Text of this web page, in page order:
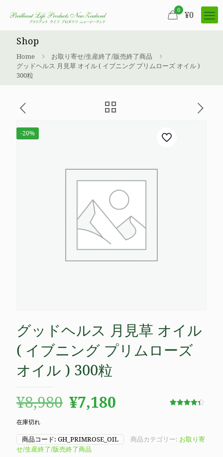
0 ¥0
Shop
Home
お取り寄せ/生産終了/販売終了商品
グッドヘルス 月見草 オイル ( イブニング プリムローズ オイル )
300粒
-20%
グッドヘルス 月見草 オイル
( イブニング プリムローズ
オイル ) 300粒
うち、
4.33点
¥8,980 元
価
格
¥7,180
の
価
在庫切れ
商品コード: GH_PRIMROSE_OIL 商品カテゴリー: お取り寄
せ/生産終了/販売終了商品